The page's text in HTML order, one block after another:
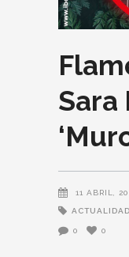
Sara
11 ABRIL,
0 0